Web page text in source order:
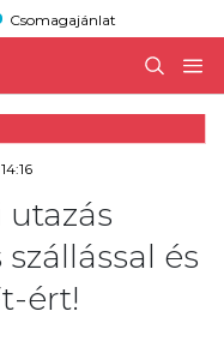
Csomagajánlat
utazás
és
ért!